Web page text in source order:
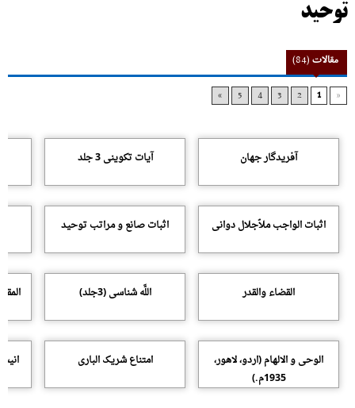
توحید
مقالات(84)
«
1
2
3
4
5
»
آفریدگار جهان آیات تکوینى 3 جلد
اثبات الواجب ملاّجلال دوانى اثبات صانع و مراتب توحید
القضاء والقدر اللَّه شناسى (3جلد)
الوحى و الالهام (اردو، لاهور،
1935م.)
امتناع شریک البارى